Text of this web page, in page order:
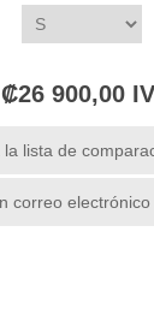
₡26 900,00